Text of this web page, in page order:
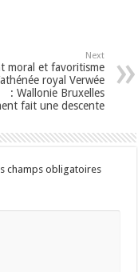
Next
moral et favoritisme
royal Verwée
: Wallonie Bruxelles
fait une descente
champs obligatoires